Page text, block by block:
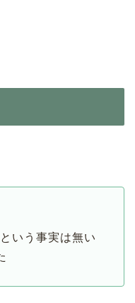
いう事実は無い